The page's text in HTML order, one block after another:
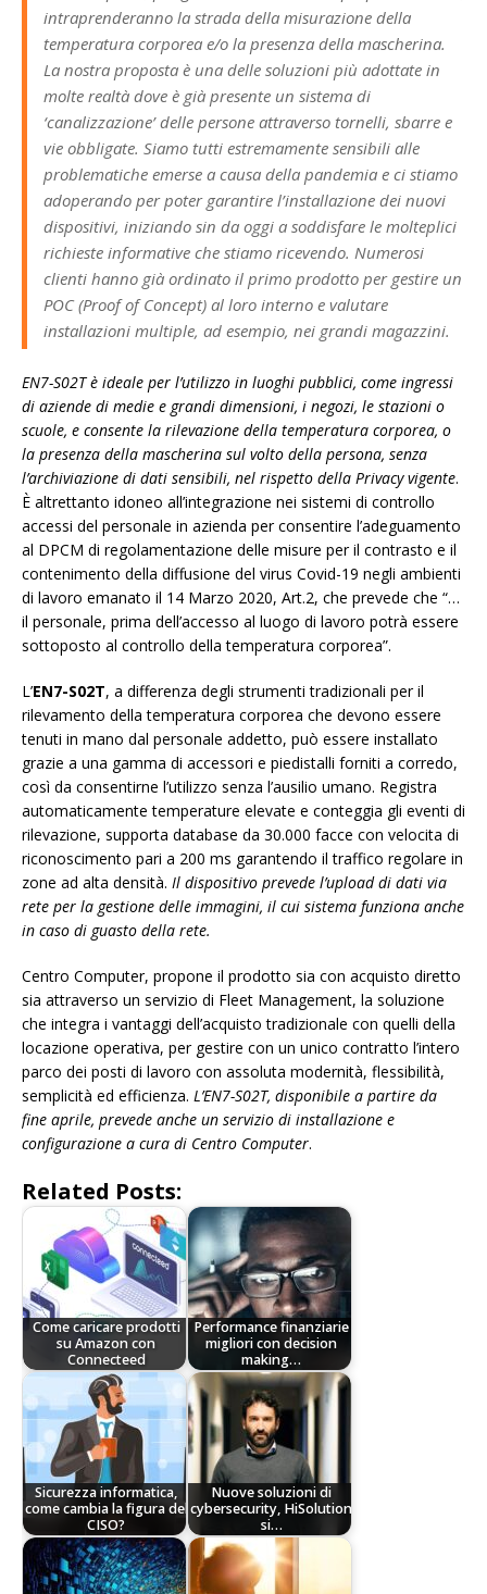
intraprenderanno la strada della misurazione della
temperatura corporea e/o la presenza della mascherina.
La nostra proposta è una delle soluzioni più adottate in
molte realtà dove è già presente un sistema di
‘canalizzazione’ delle persone attraverso tornelli, sbarre e
vie obbligate. Siamo tutti estremamente sensibili alle
problematiche emerse a causa della pandemia e ci stiamo
adoperando per poter garantire l’installazione dei nuovi
dispositivi, iniziando sin da oggi a soddisfare le molteplici
richieste informative che stiamo ricevendo. Numerosi
clienti hanno già ordinato il primo prodotto per gestire un
POC (Proof of Concept) al loro interno e valutare
installazioni multiple, ad esempio, nei grandi magazzini.
EN7-S02T è ideale per l’utilizzo in luoghi pubblici, come ingressi
di aziende di medie e grandi dimensioni, i negozi, le stazioni o
scuole, e consente la rilevazione della temperatura corporea, o
la presenza della mascherina sul volto della persona, senza
l’archiviazione di dati sensibili, nel rispetto della Privacy vigente.
È altrettanto idoneo all’integrazione nei sistemi di controllo
accessi del personale in azienda per consentire l’adeguamento
al DPCM di regolamentazione delle misure per il contrasto e il
contenimento della diffusione del virus Covid-19 negli ambienti
di lavoro emanato il 14 Marzo 2020, Art.2, che prevede che “…
il personale, prima dell’accesso al luogo di lavoro potrà essere
sottoposto al controllo della temperatura corporea”.
L’EN7-S02T, a differenza degli strumenti tradizionali per il
rilevamento della temperatura corporea che devono essere
tenuti in mano dal personale addetto, può essere installato
grazie a una gamma di accessori e piedistalli forniti a corredo,
così da consentirne l’utilizzo senza l’ausilio umano. Registra
automaticamente temperature elevate e conteggia gli eventi di
rilevazione, supporta database da 30.000 facce con velocita di
riconoscimento pari a 200 ms garantendo il traffico regolare in
zone ad alta densità. Il dispositivo prevede l’upload di dati via
rete per la gestione delle immagini, il cui sistema funziona anche
in caso di guasto della rete.
Centro Computer, propone il prodotto sia con acquisto diretto
sia attraverso un servizio di Fleet Management, la soluzione
che integra i vantaggi dell’acquisto tradizionale con quelli della
locazione operativa, per gestire con un unico contratto l’intero
parco dei posti di lavoro con assoluta modernità, flessibilità,
semplicità ed efficienza. L’EN7-S02T, disponibile a partire da
fine aprile, prevede anche un servizio di installazione e
configurazione a cura di Centro Computer.
Related Posts:
Come caricare prodotti
su Amazon con
Connecteed
Performance finanziarie
migliori con decision
making…
Sicurezza informatica,
come cambia la figura del
CISO?
Nuove soluzioni di
cybersecurity, HiSolution
si…